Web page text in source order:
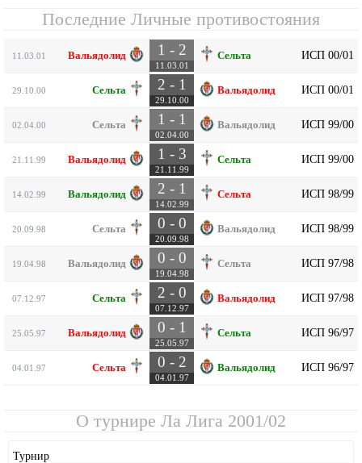
Последние Личные противостояния
11.03.01 Вальядолид 1 - 2
11.03.01
Сельта ИСП 00/01
29.10.00 Сельта 2 - 1
29.10.00
Вальядолид ИСП 00/01
02.04.00 Сельта 1 - 1
02.04.00
Вальядолид ИСП 99/00
21.11.99 Вальядолид 1 - 3
21.11.99
Сельта ИСП 99/00
14.02.99 Вальядолид 2 - 1
14.02.99
Сельта ИСП 98/99
20.09.98 Сельта 0 - 0
20.09.98
Вальядолид ИСП 98/99
19.04.98 Вальядолид 0 - 0
19.04.98
Сельта ИСП 97/98
07.12.97 Сельта 2 - 0
07.12.97
Вальядолид ИСП 97/98
25.05.97 Вальядолид 0 - 1
25.05.97
Сельта ИСП 96/97
04.01.97 Сельта 0 - 2
04.01.97
Вальядолид ИСП 96/97
О турнире Ла Лига 2001/02
Турнир